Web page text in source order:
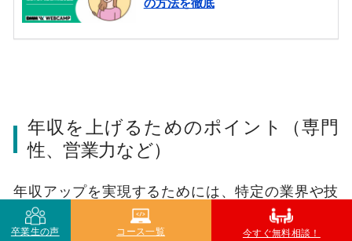
年収を上げるためのポイント（専門
性、営業力など）
年収アップを実現するためには、特定の業界や技
術領域に特化することが効果的です。医療、金
融、教育などの業界に特化したり、UX/UI、フロ
卒業生の声 コース一覧 今すぐ無料相談！